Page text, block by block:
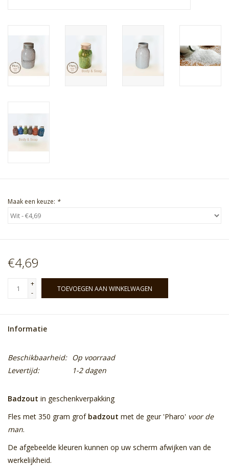
Maak een keuze: *
€4,69
+
-
TOEVOEGEN AAN WINKELWAGEN
Informatie
Beschikbaarheid: Op voorraad
Levertijd:
1-2 dagen
Badzout in geschenkverpakking
Fles met 350 gram grof badzout met de geur 'Pharo' voor de
man.
De afgebeelde kleuren kunnen op uw scherm afwijken van de
werkelijkheid.